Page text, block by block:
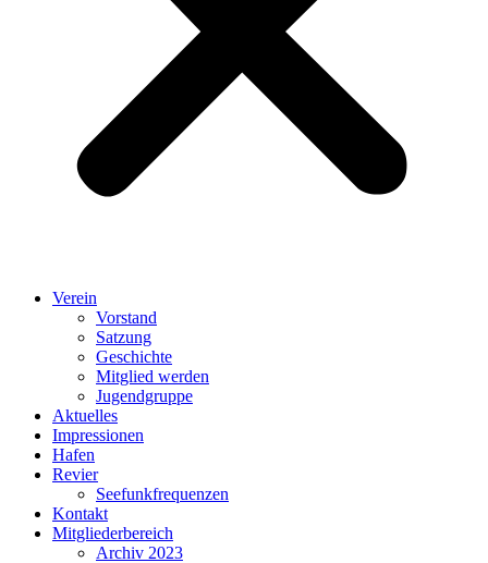
Verein
Vorstand
Satzung
Geschichte
Mitglied werden
Jugendgruppe
Aktuelles
Impressionen
Hafen
Revier
Seefunkfrequenzen
Kontakt
Mitgliederbereich
Archiv 2023